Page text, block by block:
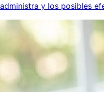
administra y los posibles